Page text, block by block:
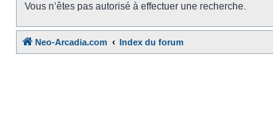
Vous n’êtes pas autorisé à effectuer une recherche.
Neo-Arcadia.com Index du forum